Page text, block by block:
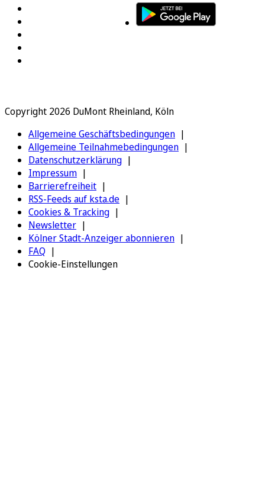
Copyright 2026 DuMont Rheinland, Köln
Allgemeine Geschäftsbedingungen
Allgemeine Teilnahmebedingungen
Datenschutzerklärung
Impressum
Barrierefreiheit
RSS-Feeds auf ksta.de
Cookies & Tracking
Newsletter
Kölner Stadt-Anzeiger abonnieren
FAQ
Cookie-Einstellungen